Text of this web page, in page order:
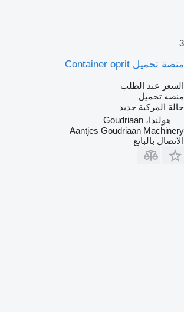
3
منصة تحميل Container oprit
السعر عند الطلب
منصة تحميل
حالة المركبة جديد
هولندا، Goudriaan
Aantjes Goudriaan Machinery
الاتصال بالبائع